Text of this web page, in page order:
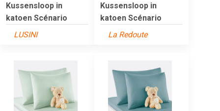
Kussensloop in
katoen Scénario
LUSINI
Kussensloop in
katoen Scénario
La Redoute